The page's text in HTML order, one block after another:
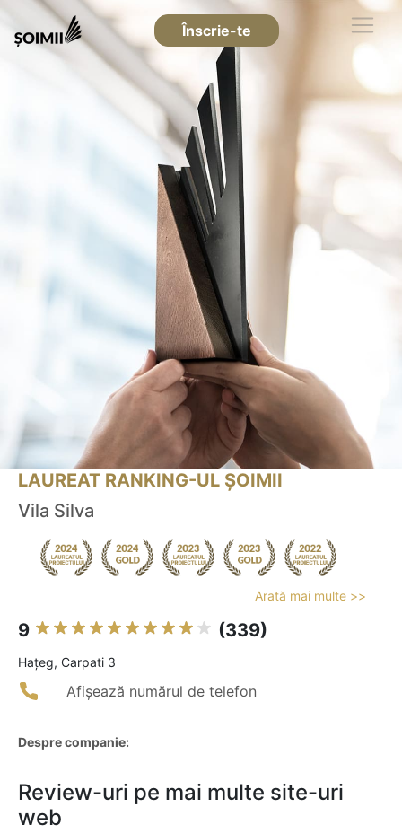
Înscrie-te
LAUREAT RANKING-UL ȘOIMII
Vila Silva
Arată mai multe >>
9 (339)
Haţeg, Carpati 3
Afișează numărul de telefon
Despre companie:
Review-uri pe mai multe site-uri
web